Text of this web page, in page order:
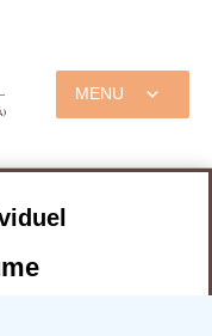
MENU